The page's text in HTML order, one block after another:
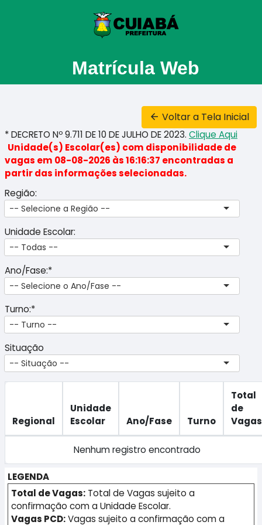
Matrícula Web
arrow_back Voltar a Tela Inicial
* DECRETO Nº 9.711 DE 10 DE JULHO DE 2023. Clique Aqui
Unidade(s) Escolar(es) com disponibilidade de
vagas em 08-08-2026 às 16:16:37 encontradas a
partir das informações selecionadas.
Região:
-- Selecione a Região --
Unidade Escolar:
-- Todas --
Ano/Fase:*
-- Selecione o Ano/Fase --
Turno:*
-- Turno --
Situação
-- Situação --
Regional
Unidade
Escolar
Ano/Fase Turno
Total
de
Vagas
Nenhum registro encontrado
LEGENDA
Total de Vagas: Total de Vagas sujeito a
confirmação com a Unidade Escolar.
Vagas PCD:Vagas sujeito a confirmação com a